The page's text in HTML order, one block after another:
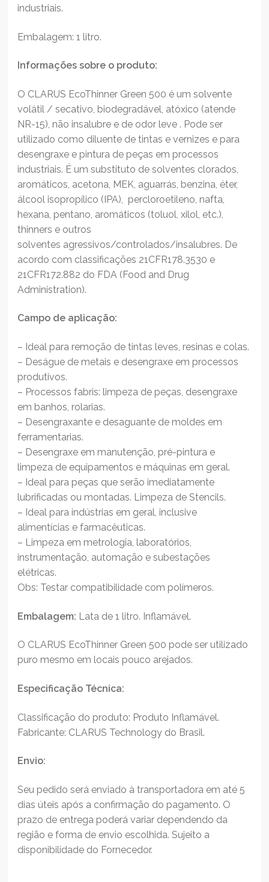
industriais.
Embalagem: 1 litro.
Informações sobre o produto:
O CLARUS EcoThinner Green 500 é um solvente
volátil / secativo, biodegradável, atóxico (atende
NR-15), não insalubre e de odor leve . Pode ser
utilizado como diluente de tintas e vernizes e para
desengraxe e pintura de peças em processos
industriais. É um substituto de solventes clorados,
aromáticos, acetona, MEK, aguarrás, benzina, éter,
álcool isopropílico (IPA), percloroetileno, nafta,
hexana, pentano, aromáticos (toluol, xilol, etc.),
thinners e outros
solventes agressivos/controlados/insalubres. De
acordo com classificações 21CFR178.3530 e
21CFR172.882 do FDA (Food and Drug
Administration).
Campo de aplicação:
– Ideal para remoção de tintas leves, resinas e colas.
– Deságue de metais e desengraxe em processos
produtivos.
– Processos fabris: limpeza de peças, desengraxe
em banhos, rolarias.
– Desengraxante e desaguante de moldes em
ferramentarias.
– Desengraxe em manutenção, pré-pintura e
limpeza de equipamentos e máquinas em geral.
– Ideal para peças que serão imediatamente
lubrificadas ou montadas. Limpeza de Stencils.
– Ideal para indústrias em geral, inclusive
alimentícias e farmacêuticas.
– Limpeza em metrologia, laboratórios,
instrumentação, automação e subestações
elétricas.
Obs: Testar compatibilidade com polímeros.
Embalagem: Lata de 1 litro. Inflamável.
O CLARUS EcoThinner Green 500 pode ser utilizado
puro mesmo em locais pouco arejados.
Especificação Técnica:
Classificação do produto: Produto Inflamável.
Fabricante: CLARUS Technology do Brasil.
Envio:
Seu pedido será enviado à transportadora em até 5
dias úteis após a confirmação do pagamento. O
prazo de entrega poderá variar dependendo da
região e forma de envio escolhida. Sujeito a
disponibilidade do Fornecedor.